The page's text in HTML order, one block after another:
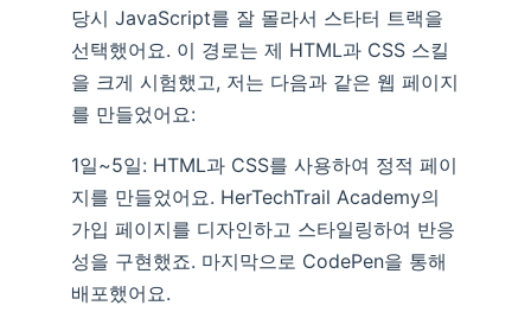
당시 JavaScript를 잘 몰라서 스타터 트랙을
선택했어요. 이 경로는 제 HTML과 CSS 스킬
을 크게 시험했고, 저는 다음과 같은 웹 페이지
를 만들었어요:
1일~5일: HTML과 CSS를 사용하여 정적 페이
지를 만들었어요. HerTechTrail Academy의
가입 페이지를 디자인하고 스타일링하여 반응
성을 구현했죠. 마지막으로 CodePen을 통해
배포했어요.